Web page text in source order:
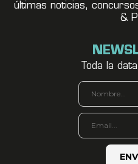
últimas noticias,
&
Toda la